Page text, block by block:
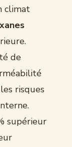
climat
de
risques
supérieur